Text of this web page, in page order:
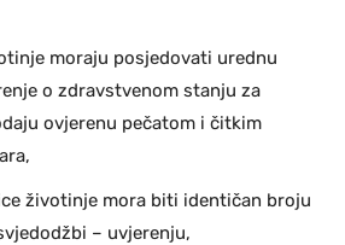
moraju posjedovati urednu
o zdravstvenom stanju za
ovjerenu pečatom i čitkim
životinje mora biti identičan broju
– uvjerenju,